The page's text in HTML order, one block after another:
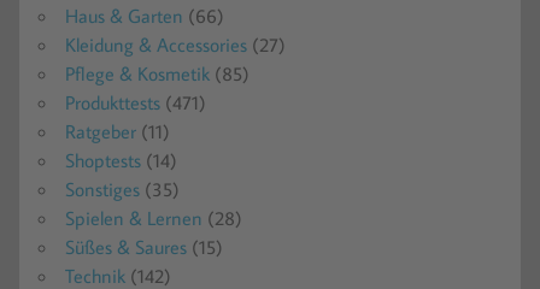
Haus & Garten (66)
Kleidung & Accessories (27)
Pflege & Kosmetik (85)
Produkttests (471)
Ratgeber (11)
Shoptests (14)
Sonstiges (35)
Spielen & Lernen (28)
Süßes & Saures (15)
Technik (142)